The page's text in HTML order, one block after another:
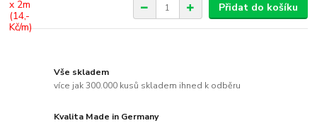
Přidat do košíku
Vše skladem
více jak 300.000 kusů skladem ihned k odběru
Kvalita Made in Germany